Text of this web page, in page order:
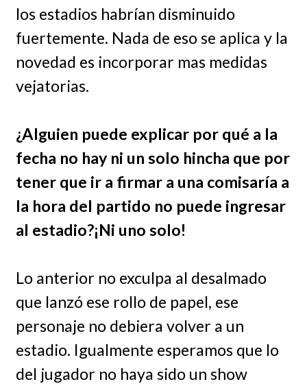
los estadios habrían disminuido
fuertemente. Nada de eso se aplica y la
novedad es incorporar mas medidas
vejatorias.
¿Alguien puede explicar por qué a la
fecha no hay ni un solo hincha que por
tener que ir a firmar a una comisaría a
la hora del partido no puede ingresar
al estadio?¡Ni uno solo!
Lo anterior no exculpa al desalmado
que lanzó ese rollo de papel, ese
personaje no debiera volver a un
estadio. Igualmente esperamos que lo
del jugador no haya sido un show